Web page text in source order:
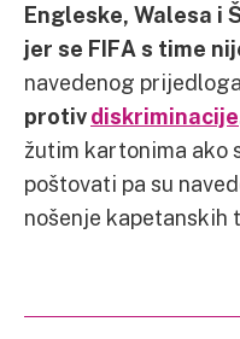
Engleske, Walesa i
jer se FIFA s time
navedenog
protivdiskriminacije
žutim kartonima ako
poštovati pa su
nošenje kapetanskih